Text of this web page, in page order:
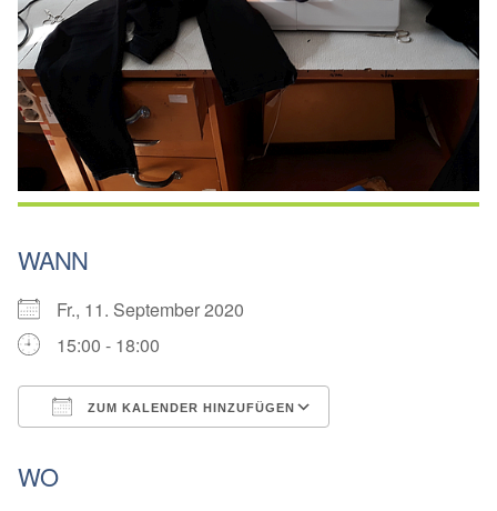
WANN
Fr., 11. September 2020
15:00 - 18:00
ZUM KALENDER HINZUFÜGEN
WO